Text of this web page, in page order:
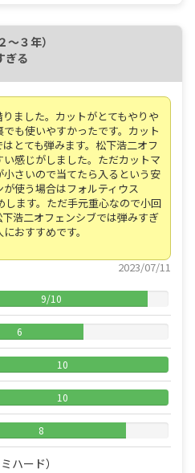
～３年）
ぎる
ました。カットがとてもやりや
も使いやすかったです。カット
とても弾みます。松下浩二オフ
感じがしました。ただカットマ
さいので当てたら入るという安
使う場合はフォルティウス
ます。ただ手元重心なので小回
浩二オフェンシブでは弾みすぎ
おすすめです。
2023/07/11
9/10
6
10
10
8
ハード）